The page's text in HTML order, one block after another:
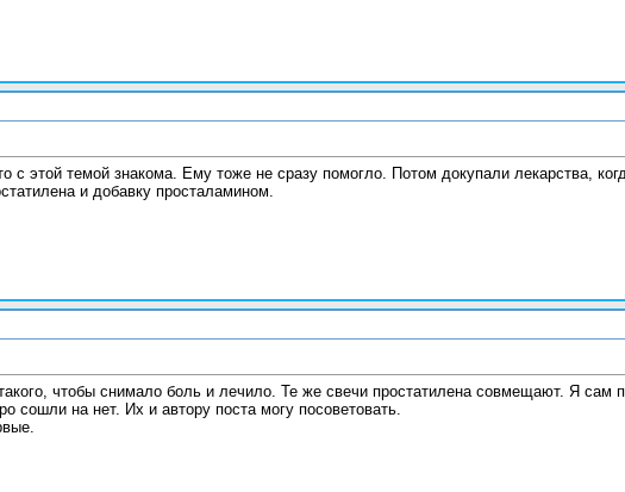
с этой темой знакома. Ему тоже не сразу помогло. Потом докупали лекарства,
и добавку просталамином.
чтобы снимало боль и лечило. Те же свечи простатилена совмещают. Я сам
сошли на нет. Их и автору поста могу посоветовать.